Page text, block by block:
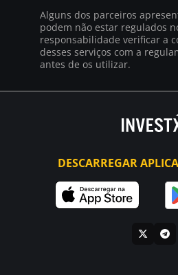
Alguns dos parceiros
podem não estar regulados
responsabilidade verificar a
desses serviços com a
antes de os utilizar.
DESCARREGAR